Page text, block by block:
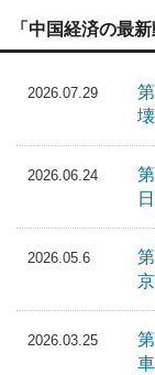
「中国経済の最
2026.07.29
2026.06.24
2026.05.6
2026.03.25